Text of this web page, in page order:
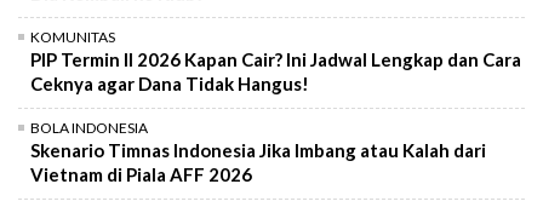
KOMUNITAS
PIP Termin II 2026 Kapan Cair? Ini Jadwal Lengkap dan Cara
Ceknya agar Dana Tidak Hangus!
BOLA INDONESIA
Skenario Timnas Indonesia Jika Imbang atau Kalah dari
Vietnam di Piala AFF 2026